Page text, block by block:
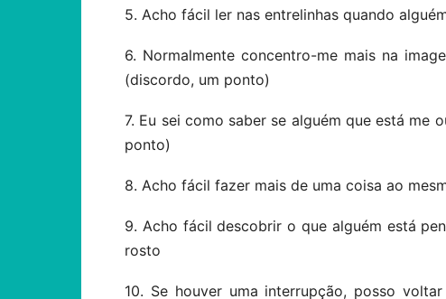
5. Acho fácil ler nas entrelinhas quando
6. Normalmente concentro-me mais na
(discordo, um ponto)
7. Eu sei como saber se alguém que está me
ponto)
8. Acho fácil fazer mais de uma coisa ao
9. Acho fácil descobrir o que alguém está
rosto
10. Se houver uma interrupção, posso